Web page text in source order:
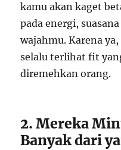
kamu akan kaget
pada energi,
wajahmu. Karena
selalu terlihat fit
diremehkan orang.
2. Mereka
Banyak dari